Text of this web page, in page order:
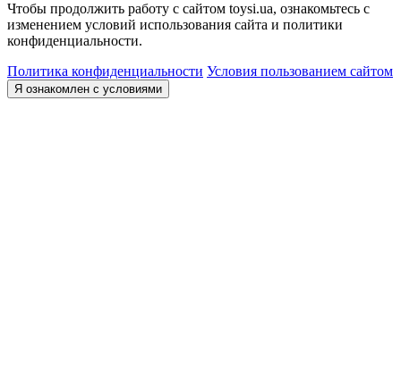
Чтобы продолжить работу с сайтом toysi.ua, ознакомьтесь с
изменением условий использования сайта и политики
конфиденциальности.
Политика конфиденциальности Условия пользованием сайтом
Я ознакомлен с условиями